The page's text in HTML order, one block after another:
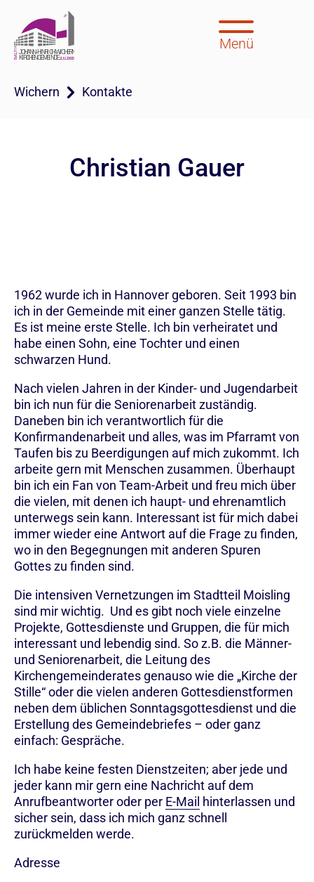
Menü
Wichern Kontakte
Christian Gauer
1962 wurde ich in Hannover geboren. Seit 1993 bin
ich in der Gemeinde mit einer ganzen Stelle tätig.
Es ist meine erste Stelle. Ich bin verheiratet und
habe einen Sohn, eine Tochter und einen
schwarzen Hund.
Nach vielen Jahren in der Kinder- und Jugendarbeit
bin ich nun für die Seniorenarbeit zuständig.
Daneben bin ich verantwortlich für die
Konfirmandenarbeit und alles, was im Pfarramt von
Taufen bis zu Beerdigungen auf mich zukommt. Ich
arbeite gern mit Menschen zusammen. Überhaupt
bin ich ein Fan von Team-Arbeit und freu mich über
die vielen, mit denen ich haupt- und ehrenamtlich
unterwegs sein kann. Interessant ist für mich dabei
immer wieder eine Antwort auf die Frage zu finden,
wo in den Begegnungen mit anderen Spuren
Gottes zu finden sind.
Die intensiven Vernetzungen im Stadtteil Moisling
sind mir wichtig. Und es gibt noch viele einzelne
Projekte, Gottesdienste und Gruppen, die für mich
interessant und lebendig sind. So z.B. die Männer-
und Seniorenarbeit, die Leitung des
Kirchengemeinderates genauso wie die „Kirche der
Stille“ oder die vielen anderen Gottesdienstformen
neben dem üblichen Sonntagsgottesdienst und die
Erstellung des Gemeindebriefes – oder ganz
einfach: Gespräche.
Ich habe keine festen Dienstzeiten; aber jede und
jeder kann mir gern eine Nachricht auf dem
Anrufbeantworter oder per E-Mail hinterlassen und
sicher sein, dass ich mich ganz schnell
zurückmelden werde.
Adresse